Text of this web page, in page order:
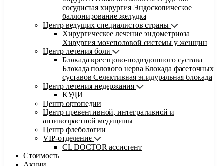
сосудистая хирургия Эндоскопическое
баллонирование желудка
Центр ведущих специалистов страны
Хирургическое лечение эндометриоза
Хирургия мочеполовой системы у женщин
Центр лечения боли
Блокада крестцово-подвздошного сустава
Блокада полового нерва Блокада фасеточных
суставов Селективная эпидуральная блокада
Центр лечения недержания
КУДИ
Центр ортопедии
Центр превентивной, интегративной и
антивозрастной медицины
Центр флебологии
VIP-отделение
CL DOCTOR ассистент
Стоимость
Акции